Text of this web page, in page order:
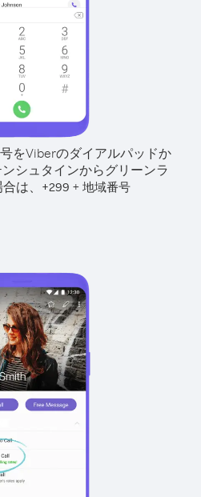
をViberのダイアルパッドか
ンシュタインからグリーンラ
は、
+299 + 地域番号